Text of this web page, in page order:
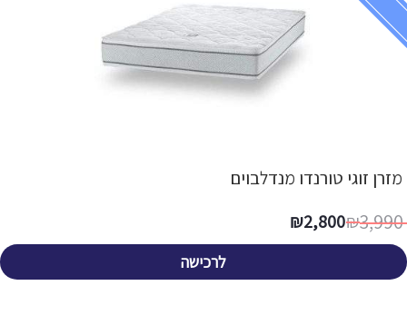
מזרן זוגי טורנדו מנדלבוים
3,990
₪
2,800
₪
לרכישה